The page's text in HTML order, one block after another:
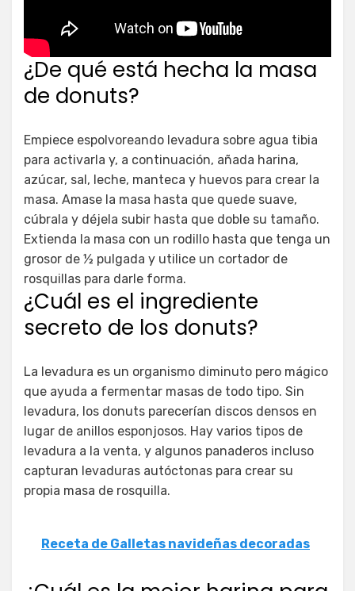
¿De qué está hecha la masa
de donuts?
Empiece espolvoreando levadura sobre agua tibia
para activarla y, a continuación, añada harina,
azúcar, sal, leche, manteca y huevos para crear la
masa. Amase la masa hasta que quede suave,
cúbrala y déjela subir hasta que doble su tamaño.
Extienda la masa con un rodillo hasta que tenga un
grosor de ½ pulgada y utilice un cortador de
rosquillas para darle forma.
¿Cuál es el ingrediente
secreto de los donuts?
La levadura es un organismo diminuto pero mágico
que ayuda a fermentar masas de todo tipo. Sin
levadura, los donuts parecerían discos densos en
lugar de anillos esponjosos. Hay varios tipos de
levadura a la venta, y algunos panaderos incluso
capturan levaduras autóctonas para crear su
propia masa de rosquilla.
Receta de Galletas navideñas decoradas